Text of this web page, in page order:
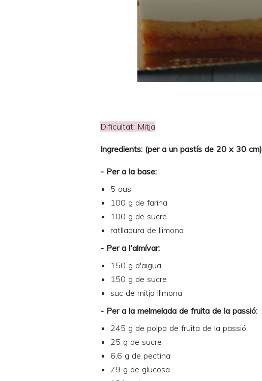
Dificultat: Mitja
Ingredients: (per a un pastís de 20 x 30 cm)
- Per a la base:
5 ous
100 g de farina
100 g de sucre
ratlladura de llimona
- Per a l'almívar:
150 g d'aigua
150 g de sucre
suc de mitja llimona
- Per a la melmelada de fruita de la passió:
245 g de polpa de fruita de la passió
25 g de sucre
6,6 g de pectina
79 g de glucosa